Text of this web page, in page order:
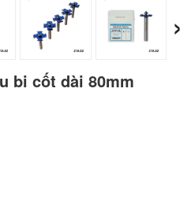
›
bi cốt dài 80mm